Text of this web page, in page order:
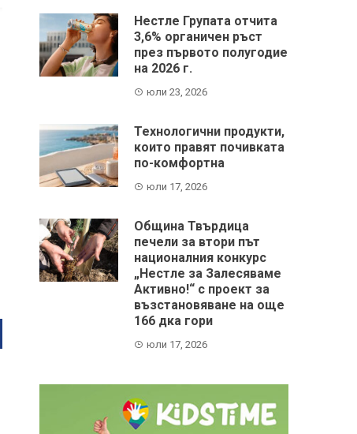
Нестле Групата отчита
3,6% органичен ръст
през първото полугодие
на 2026 г.
юли 23, 2026
Технологични продукти,
които правят почивката
по-комфортна
юли 17, 2026
Община Твърдица
печели за втори път
националния конкурс
„Нестле за Залесяваме
Активно!“ с проект за
възстановяване на още
166 дка гори
юли 17, 2026